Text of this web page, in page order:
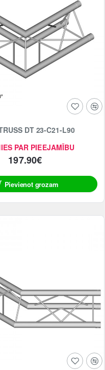
PAR PIEEJAMĪBU
DT 23-C21-L90
197.90€
Pievienot grozam